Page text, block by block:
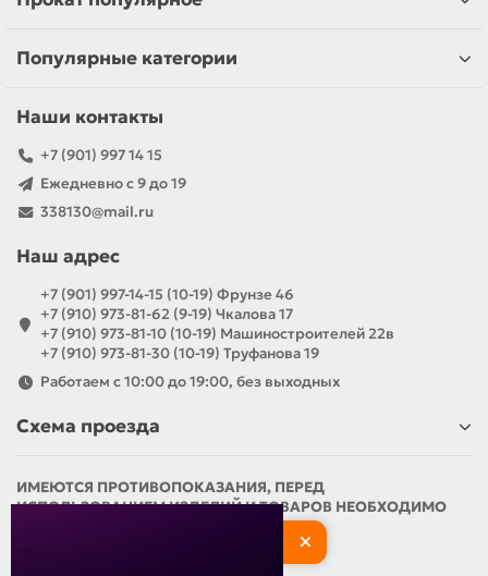
Популярные категории
Наши контакты
+7 (901) 997 14 15
Ежедневно с 9 до 19
338130@mail.ru
Наш адрес
+7 (901) 997-14-15 (10-19) Фрунзе 46
+7 (910) 973-81-62 (9-19) Чкалова 17
+7 (910) 973-81-10 (10-19) Машиностроителей 22в
+7 (910) 973-81-30 (10-19) Труфанова 19
Работаем с 10:00 до 19:00, без выходных
Схема проезда
ИМЕЮТСЯ ПРОТИВОПОКАЗАНИЯ, ПЕРЕД
ИСПОЛЬЗОВАНИЕМ ИЗДЕЛИЙ И ТОВАРОВ НЕОБХОДИМО
ОЗНАКОМИТЬСЯ С ИНСТРУКЦИЕЙ И